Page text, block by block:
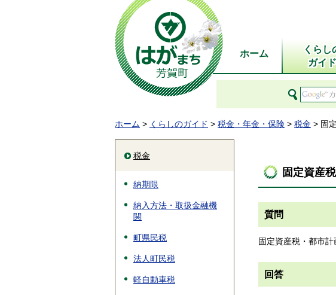
ホーム
くらし
ガイド
ホーム > くらしのガイド > 税金・年金・保険 > 税金 > 固
税金
納期限
納入方法・取扱金融機
関
町県民税
法人町民税
軽自動車税
固定資産
質問
固定資産税・都市計
回答